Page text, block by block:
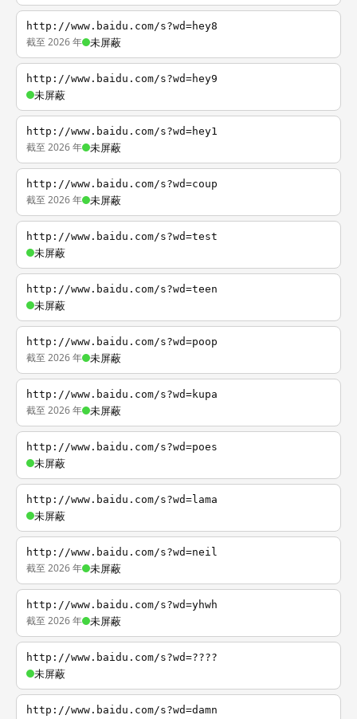
http://www.baidu.com/s?wd=hey8
截至 2026 年 未屏蔽
http://www.baidu.com/s?wd=hey9
未屏蔽
http://www.baidu.com/s?wd=hey1
截至 2026 年 未屏蔽
http://www.baidu.com/s?wd=coup
截至 2026 年 未屏蔽
http://www.baidu.com/s?wd=test
未屏蔽
http://www.baidu.com/s?wd=teen
未屏蔽
http://www.baidu.com/s?wd=poop
截至 2026 年 未屏蔽
http://www.baidu.com/s?wd=kupa
截至 2026 年 未屏蔽
http://www.baidu.com/s?wd=poes
未屏蔽
http://www.baidu.com/s?wd=lama
未屏蔽
http://www.baidu.com/s?wd=neil
截至 2026 年 未屏蔽
http://www.baidu.com/s?wd=yhwh
截至 2026 年 未屏蔽
http://www.baidu.com/s?wd=????
未屏蔽
http://www.baidu.com/s?wd=damn